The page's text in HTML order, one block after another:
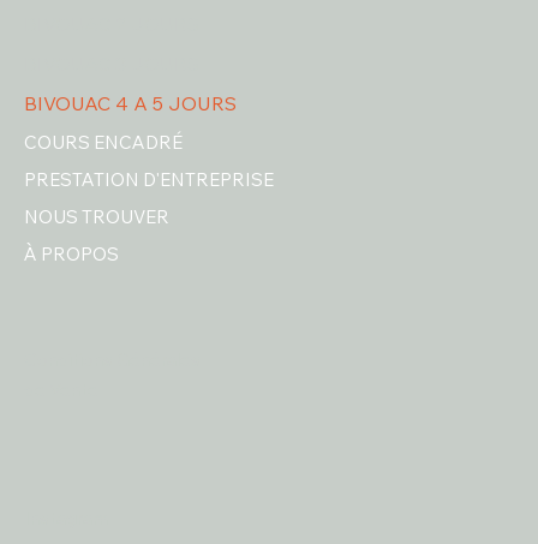
BIVOUAC 4 A 5 JOURS
COURS ENCADRÉ
PRESTATION D'ENTREPRISE
NOUS TROUVER
À PROPOS